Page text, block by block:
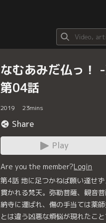
なむあみだ仏っ！
第04話
2019 23mins
Share
Play
Are you the member?Login
第4話 地に足つかねば願い達せ
貫かれる梵天。弥勒菩薩、観音
納寺に運ばれ、傷の手当ては薬
とは違う凶悪な煩悩が現れたこ